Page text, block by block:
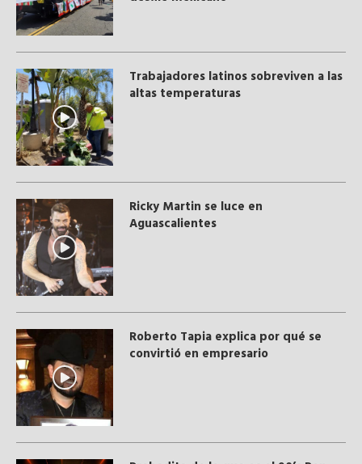
Trabajadores latinos sobreviven a las
altas temperaturas
Ricky Martin se luce en
Aguascalientes
Roberto Tapia explica por qué se
convirtió en empresario